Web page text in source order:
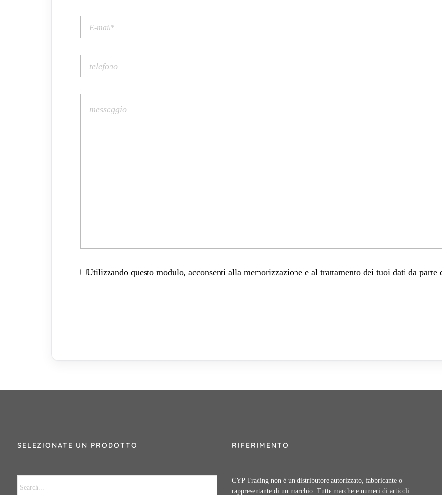
Utilizzando questo modulo, acconsenti alla memorizzazione e al trattamento dei tuoi dati da parte
SELEZIONATE UN PRODOTTO RIFERIMENTO
CYP Trading non é un distributore autorizzato, fabbricante o
rappresentante di un marchio. Tutte marche e numeri di articoli